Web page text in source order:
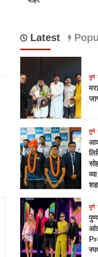
Latest
पुणे
पुणे
पुणे